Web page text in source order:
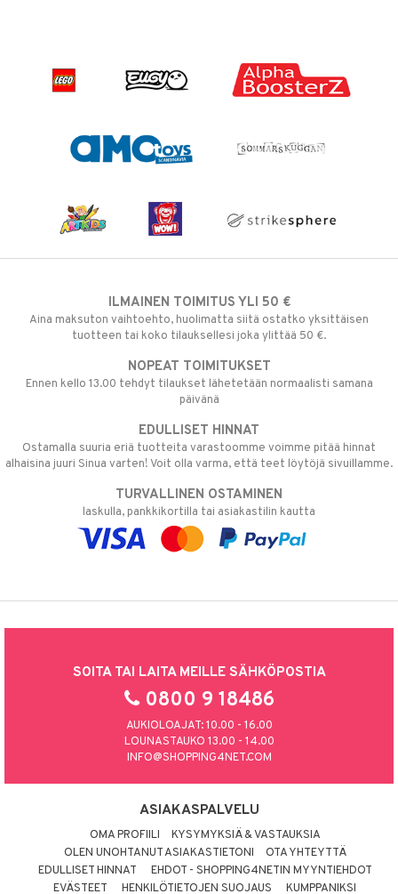
ILMAINEN TOIMITUS YLI 50 €
Aina maksuton vaihtoehto, huolimatta siitä ostatko yksittäisen
tuotteen tai koko tilauksellesi joka ylittää 50 €.
NOPEAT TOIMITUKSET
Ennen kello 13.00 tehdyt tilaukset lähetetään normaalisti samana
päivänä
EDULLISET HINNAT
Ostamalla suuria eriä tuotteita varastoomme voimme pitää hinnat
alhaisina juuri Sinua varten! Voit olla varma, että teet löytöjä sivuillamme.
TURVALLINEN OSTAMINEN
laskulla, pankkikortilla tai asiakastilin kautta
SOITA TAI LAITA MEILLE SÄHKÖPOSTIA
0800 9 18486
AUKIOLOAJAT: 10.00 - 16.00
LOUNASTAUKO 13.00 - 14.00
INFO@SHOPPING4NET.COM
ASIAKASPALVELU
OMA PROFIILI
KYSYMYKSIÄ & VASTAUKSIA
OLEN UNOHTANUT ASIAKASTIETONI
OTA YHTEYTTÄ
EDULLISET HINNAT
EHDOT - SHOPPING4NETIN MYYNTIEHDOT
EVÄSTEET
HENKILÖTIETOJEN SUOJAUS KUMPPANIKSI